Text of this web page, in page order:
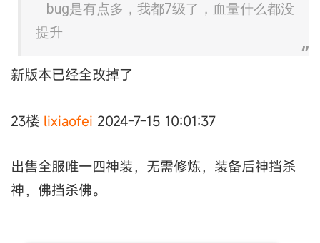
bug是有点多，我都7级了，血量什么都没
提升
新版本已经全改掉了
23楼 lixiaofei 2024-7-15 10:01:37
出售全服唯一四神装，无需修炼，装备后神挡杀
神，佛挡杀佛。